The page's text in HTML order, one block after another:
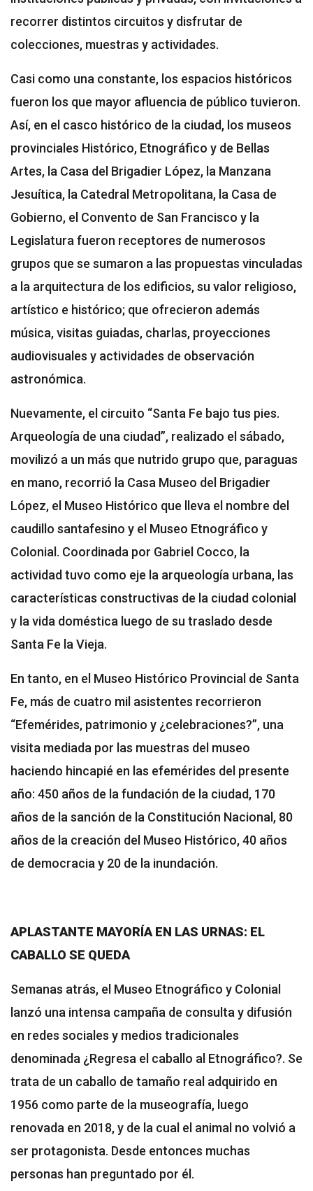
recorrer distintos circuitos y disfrutar de
colecciones, muestras y actividades.
Casi como una constante, los espacios históricos
fueron los que mayor afluencia de público tuvieron.
Así, en el casco histórico de la ciudad, los museos
provinciales Histórico, Etnográfico y de Bellas
Artes, la Casa del Brigadier López, la Manzana
Jesuítica, la Catedral Metropolitana, la Casa de
Gobierno, el Convento de San Francisco y la
Legislatura fueron receptores de numerosos
grupos que se sumaron a las propuestas vinculadas
a la arquitectura de los edificios, su valor religioso,
artístico e histórico; que ofrecieron además
música, visitas guiadas, charlas, proyecciones
audiovisuales y actividades de observación
astronómica.
Nuevamente, el circuito “Santa Fe bajo tus pies.
Arqueología de una ciudad”, realizado el sábado,
movilizó a un más que nutrido grupo que, paraguas
en mano, recorrió la Casa Museo del Brigadier
López, el Museo Histórico que lleva el nombre del
caudillo santafesino y el Museo Etnográfico y
Colonial. Coordinada por Gabriel Cocco, la
actividad tuvo como eje la arqueología urbana, las
características constructivas de la ciudad colonial
y la vida doméstica luego de su traslado desde
Santa Fe la Vieja.
En tanto, en el Museo Histórico Provincial de Santa
Fe, más de cuatro mil asistentes recorrieron
“Efemérides, patrimonio y ¿celebraciones?”, una
visita mediada por las muestras del museo
haciendo hincapié en las efemérides del presente
año: 450 años de la fundación de la ciudad, 170
años de la sanción de la Constitución Nacional, 80
años de la creación del Museo Histórico, 40 años
de democracia y 20 de la inundación.
APLASTANTE MAYORÍA EN LAS URNAS: EL
CABALLO SE QUEDA
Semanas atrás, el Museo Etnográfico y Colonial
lanzó una intensa campaña de consulta y difusión
en redes sociales y medios tradicionales
denominada ¿Regresa el caballo al Etnográfico?. Se
trata de un caballo de tamaño real adquirido en
1956 como parte de la museografía, luego
renovada en 2018, y de la cual el animal no volvió a
ser protagonista. Desde entonces muchas
personas han preguntado por él.